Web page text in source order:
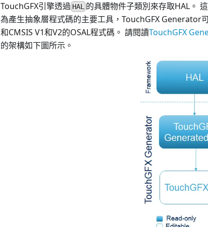
TouchGFX引擎透過 HAL 的具體物件子類別來存取HAL。
為產生抽象層程式碼的主要工具，TouchGFX Generator
和CMSIS V1和V2的OSAL程式碼。 請閱讀TouchGFX
的架構如下圖所示。